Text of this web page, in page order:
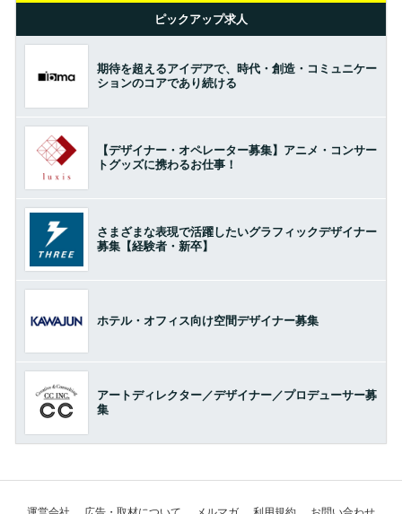
ピックアップ求人
期待を超えるアイデアで、時代・創造・コミュニケー
ションのコアであり続ける
【デザイナー・オペレーター募集】アニメ・コンサー
トグッズに携わるお仕事！
さまざまな表現で活躍したいグラフィックデザイナー
募集【経験者・新卒】
ホテル・オフィス向け空間デザイナー募集
アートディレクター／デザイナー／プロデューサー募
集